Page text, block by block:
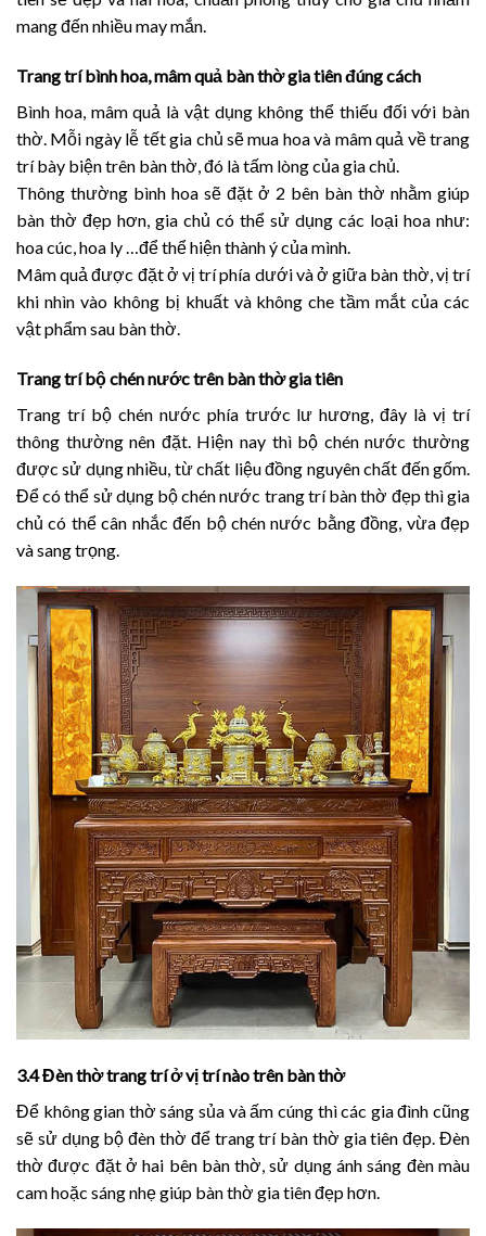
mang đến nhiều may mắn.
Trang trí bình hoa, mâm quả bàn thờ gia tiên đúng cách
Bình hoa, mâm quả là vật dụng không thể thiếu đối với bàn
thờ. Mỗi ngày lễ tết gia chủ sẽ mua hoa và mâm quả về trang
trí bày biện trên bàn thờ, đó là tấm lòng của gia chủ.
Thông thường bình hoa sẽ đặt ở 2 bên bàn thờ nhằm giúp
bàn thờ đẹp hơn, gia chủ có thể sử dụng các loại hoa như:
hoa cúc, hoa ly …để thể hiện thành ý của mình.
Mâm quả được đặt ở vị trí phía dưới và ở giữa bàn thờ, vị trí
khi nhìn vào không bị khuất và không che tầm mắt của các
vật phẩm sau bàn thờ.
Trang trí bộ chén nước trên bàn thờ gia tiên
Trang trí bộ chén nước phía trước lư hương, đây là vị trí
thông thường nên đặt. Hiện nay thì bộ chén nước thường
được sử dụng nhiều, từ chất liệu đồng nguyên chất đến gốm.
Để có thể sử dụng bộ chén nước trang trí bàn thờ đẹp thì gia
chủ có thể cân nhắc đến bộ chén nước bằng đồng, vừa đẹp
và sang trọng.
3.4 Đèn thờ trang trí ở vị trí nào trên bàn thờ
Để không gian thờ sáng sủa và ấm cúng thì các gia đình cũng
sẽ sử dụng bộ đèn thờ để trang trí bàn thờ gia tiên đẹp​. Đèn
thờ được đặt ở hai bên bàn thờ, sử dụng ánh sáng đèn màu
cam hoặc sáng nhẹ giúp bàn thờ gia tiên đẹp hơn.